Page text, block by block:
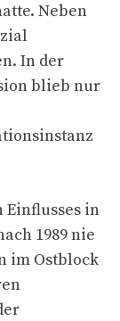
Neben
In der
blieb nur
Einflusses in
1989 nie
im Ostblock